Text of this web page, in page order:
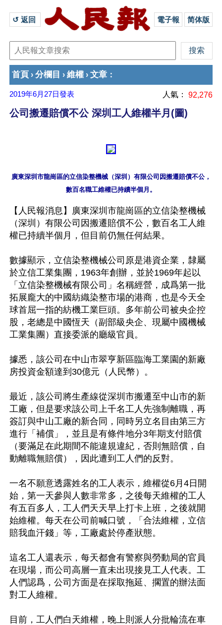
↺ 返回 電子報 简体版
首頁 › 分欄目 › 維權 › 文章 ：
2019年6月27日發表 人氣： 92,276
公司搬遷賠償不公 深圳工人維權半月(圖)
廣東深圳市龍崗區的立信染整機械（深圳）有限公司因搬遷賠償不公，
【人民報消息】廣東深圳市龍崗區的立信染整機械
（深圳）有限公司因搬遷賠償不公，數百名工人維
權已持續半個月，但目前仍無任何結果。
數據顯示，立信染整機械公司原是港資企業，隸屬
於立信工業集團，1963年創辦，並於1969年起以
「立信染整機械有限公司」名稱經營，成爲第一批
拓展龐大的中國紡織染整市場的港商，也是今天全
球首屈一指的紡機工業巨頭。多年前公司被央企控
股，老總是中國恆天（副部級央企、現屬中國機械
工業集團）直接委派的廳級官員。
據悉，該公司在中山市翠亨新區臨海工業園的新廠
房投資金額達到30億元（人民幣）。
最近，該公司將生產線從深圳市搬遷至中山市的新
工廠，但是要求該公司上千名工人先強制離職，再
簽訂與中山工廠的新合同，同時另立名目由第三方
進行「補償」，並且是有條件地分3年期支付賠償
（要滿足在此期間不能違規違紀，否則無賠償，自
動離職無賠償），因此遭到工人們的反對。
一名不願意透露姓名的工人表示，維權從6月4日開
始，第一天參與人數非常多，之後每天維權的工人
有五百多人，工人們天天早上打卡上班，之後就開
始維權。每天在公司前喊口號，「合法維權，立信
賠我血汗錢」等，工廠處於停產狀態。
這名工人還表示，每天都會有警察與勞動局的官員
在現場，而公司高層一直未出現接見工人代表。工
人們認爲，公司方面是在採取拖延、擱置的辦法面
對工人維權。
目前，工人們白天維權，晚上則派人分批輪流在車